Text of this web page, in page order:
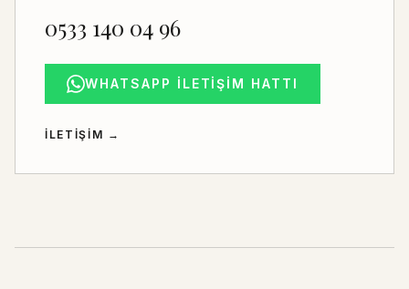
0533 140 04 96
WHATSAPP İLETIŞIM HATTI
İLETIŞIM →